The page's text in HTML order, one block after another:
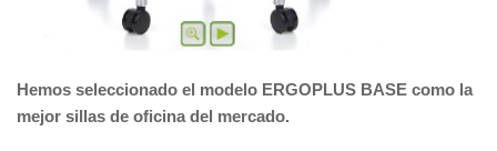
Hemos seleccionado el modelo ERGOPLUS BASE como la
mejor sillas de oficina del mercado.